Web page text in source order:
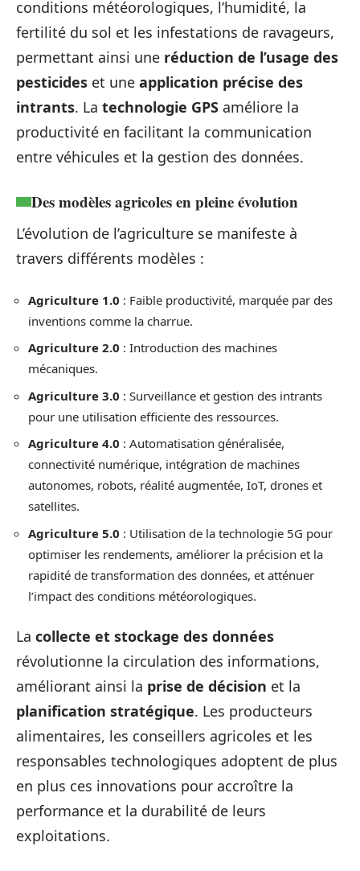
conditions météorologiques, l’humidité, la
fertilité du sol et les infestations de ravageurs,
permettant ainsi une réduction de l’usage des
pesticides et une application précise des
intrants. La technologie GPS améliore la
productivité en facilitant la communication
entre véhicules et la gestion des données.
Des modèles agricoles en pleine évolution
L’évolution de l’agriculture se manifeste à
travers différents modèles :
Agriculture 1.0 : Faible productivité, marquée par des
inventions comme la charrue.
Agriculture 2.0 : Introduction des machines
mécaniques.
Agriculture 3.0 : Surveillance et gestion des intrants
pour une utilisation efficiente des ressources.
Agriculture 4.0 : Automatisation généralisée,
connectivité numérique, intégration de machines
autonomes, robots, réalité augmentée, IoT, drones et
satellites.
Agriculture 5.0 : Utilisation de la technologie 5G pour
optimiser les rendements, améliorer la précision et la
rapidité de transformation des données, et atténuer
l’impact des conditions météorologiques.
La collecte et stockage des données
révolutionne la circulation des informations,
améliorant ainsi la prise de décision et la
planification stratégique. Les producteurs
alimentaires, les conseillers agricoles et les
responsables technologiques adoptent de plus
en plus ces innovations pour accroître la
performance et la durabilité de leurs
exploitations.